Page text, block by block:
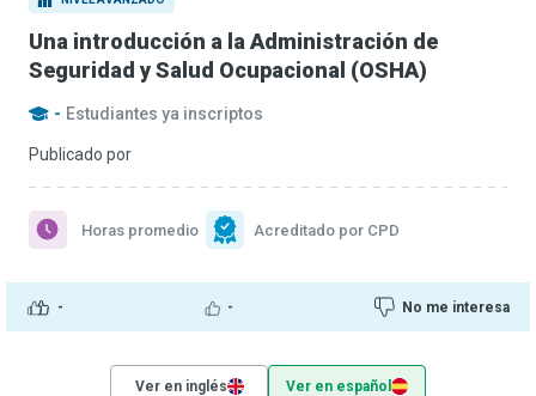
Una introducción a la Administración de
Seguridad y Salud Ocupacional (OSHA)
- Estudiantes ya inscriptos
Publicado por
- - No me interesa
Horas promedio Acreditado por CPD
Ver en inglés Ver en español